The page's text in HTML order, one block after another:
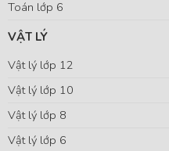
Toán lớp 6
VẬT LÝ
Vật lý lớp 12
Vật lý lớp 10
Vật lý lớp 8
Vật lý lớp 6